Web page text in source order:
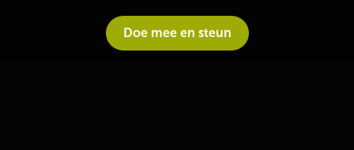
Doe mee en steun